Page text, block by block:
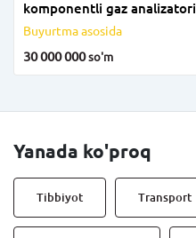
komponentli gaz analizatori
Buyurtma asosida
30 000 000so'm
Yanada ko'proq
Tibbiyot Transport